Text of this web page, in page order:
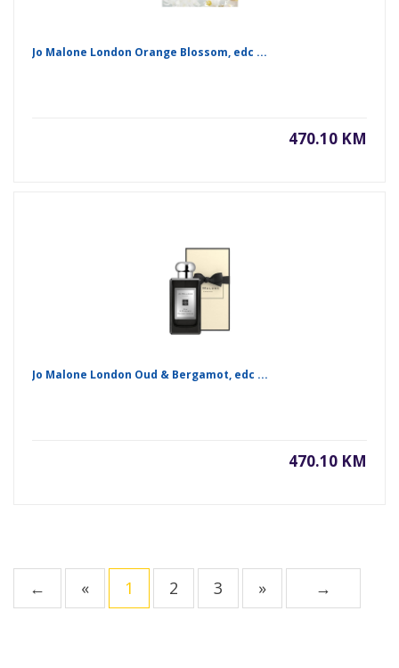
Jo Malone London Orange Blossom, edc ...
470.10 KM
Jo Malone London Oud & Bergamot, edc ...
470.10 KM
← « 1 2 3 » →